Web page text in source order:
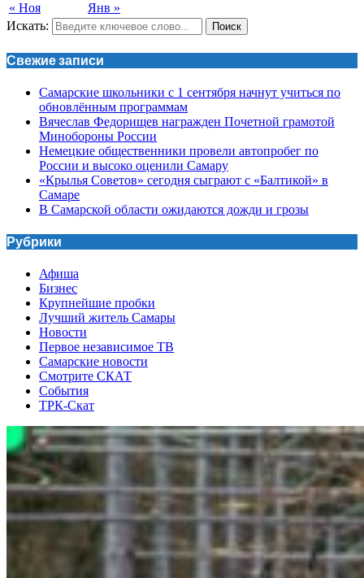
« Ноя Янв »
Искать: Поиск
Свежие записи
Самарские школьники с 1 сентября начнут учиться по
обновлённым программам
Вячеслав Федорищев награжден Почетной грамотой
Минобороны России
Немецкие общественники провели автопробег по
России и высоко оценили Самару
«Крылья Советов» сегодня сыграют с «Балтикой» в
Самаре
В Самарской области ожидаются дожди и грозы
Рубрики
Афиша
Бизнес
Крупнейшие пробки
Лучший житель Самары
Новости
Первое независимое ТВ
Самарские новости
Смотрите СКАТ
События
ТРК-Скат